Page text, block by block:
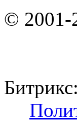
© 2001-